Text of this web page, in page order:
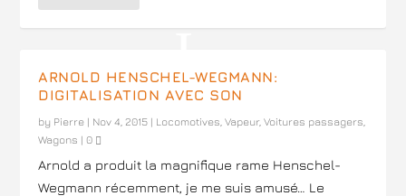
ARNOLD HENSCHEL-WEGMANN:
DIGITALISATION AVEC SON
by Pierre | Nov 4, 2015 | Locomotives,Vapeur,Voitures passagers,
Wagons |0
Arnold a produit la magnifique rame Henschel-
Wegmann récemment, je me suis amusé… Le